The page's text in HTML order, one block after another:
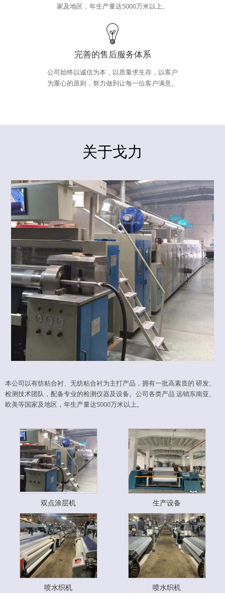
家及地区，年生产量达5000万米以上。
完善的售后服务体系
公司始终以诚信为本，以质量求生存，以客户
为重心的原则，努力做到让每一位客户满意。
关于戈力
本公司以有纺粘合衬、无纺粘合衬为主打产品，拥有一批高素质的 研发、
检测技术团队，配备专业的检测仪器及设备。公司各类产品 远销东南亚、
欧美等国家及地区，年生产量达5000万米以上。
双点涂层机 生产设备
喷水织机 喷水织机